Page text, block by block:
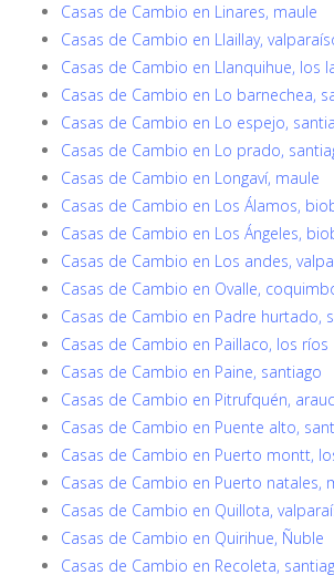
Casas de Cambio en Linares, maule
Casas de Cambio en Llaillay,
Casas de Cambio en Llanquihue, los
Casas de Cambio en Lo barnechea,
Casas de Cambio en Lo espejo,
Casas de Cambio en Lo prado,
Casas de Cambio en Longaví, maule
Casas de Cambio en Los Álamos,
Casas de Cambio en Los Ángeles,
Casas de Cambio en Los andes,
Casas de Cambio en Ovalle,
Casas de Cambio en Padre hurtado,
Casas de Cambio en Paillaco, los ríos
Casas de Cambio en Paine, santiago
Casas de Cambio en Pitrufquén,
Casas de Cambio en Puente alto,
Casas de Cambio en Puerto montt,
Casas de Cambio en Puerto natales,
Casas de Cambio en Quillota,
Casas de Cambio en Quirihue, Ñuble
Casas de Cambio en Recoleta,